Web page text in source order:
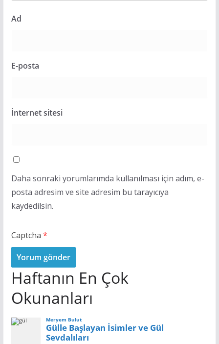
Ad
E-posta
İnternet sitesi
Daha sonraki yorumlarımda kullanılması için adım, e-
posta adresim ve site adresim bu tarayıcıya
kaydedilsin.
Captcha *
Haftanın En Çok
Okunanları